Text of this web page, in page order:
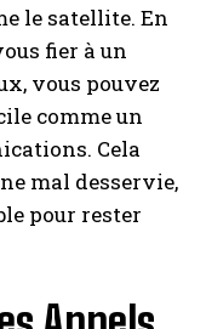
le satellite. En
fier à un
vous pouvez
comme un
Cela
mal desservie,
pour rester